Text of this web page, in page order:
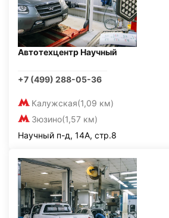
Автотехцентр Научный
+7 (499) 288-05-36
Калужская(1,09 км)
Зюзино(1,57 км)
Научный п-д, 14А, стр.8